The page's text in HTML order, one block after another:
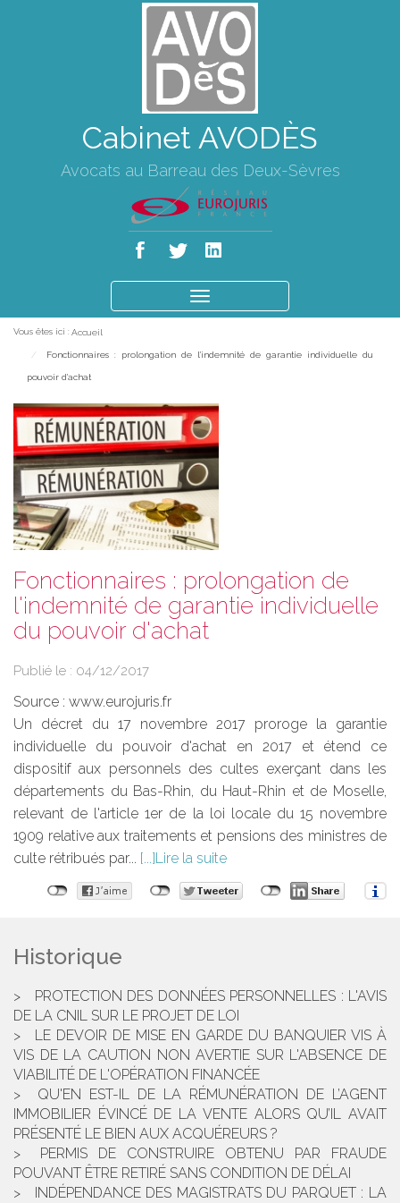
Cabinet AVODÈS
Avocats au Barreau des Deux-Sèvres
le
Vous êtes ici : Accueil
Fonctionnaires : prolongation de l'indemnité de garantie individuelle du
pouvoir d'achat
Fonctionnaires : prolongation de
l'indemnité de garantie individuelle
du pouvoir d'achat
Publié le : 04/12/2017
Source : www.eurojuris.fr
Un décret du 17 novembre 2017 proroge la garantie
individuelle du pouvoir d'achat en 2017 et étend ce
dispositif aux personnels des cultes exerçant dans les
départements du Bas-Rhin, du Haut-Rhin et de Moselle,
relevant de l'article 1er de la loi locale du 15 novembre
1909 relative aux traitements et pensions des ministres de
culte rétribués par...
Lire la suite
Historique
PROTECTION DES DONNÉES PERSONNELLES : L'AVIS
DE LA CNIL SUR LE PROJET DE LOI
LE DEVOIR DE MISE EN GARDE DU BANQUIER VIS À
VIS DE LA CAUTION NON AVERTIE SUR L'ABSENCE DE
VIABILITÉ DE L'OPÉRATION FINANCÉE
QU'EN EST-IL DE LA RÉMUNÉRATION DE L’AGENT
IMMOBILIER ÉVINCÉ DE LA VENTE ALORS QU’IL AVAIT
PRÉSENTÉ LE BIEN AUX ACQUÉREURS ?
PERMIS DE CONSTRUIRE OBTENU PAR FRAUDE
POUVANT ÊTRE RETIRÉ SANS CONDITION DE DÉLAI
INDÉPENDANCE DES MAGISTRATS DU PARQUET : LA